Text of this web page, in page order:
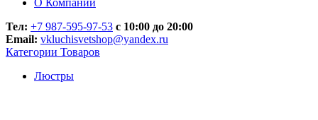
О Компании
Тел: +7 987-595-97-53 с 10:00 до 20:00
Email: vkluchisvetshop@yandex.ru
Категории Товаров
Люстры